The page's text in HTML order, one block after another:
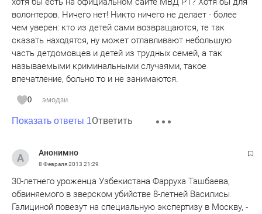
волонтеров. Ничего нет! Никто ничего не делает - более
чем уверен: кто из детей сами возвращаются, те так
сказать находятся, ну может отлавливают небольшую
часть детдомовцев и детей из трудных семей, а так
называемыми криминальными случаями, такое
впечатление, больно то и не занимаются.
0 эмодзи
Показать ответы 1Ответить
Анонимно
8 Февраля 2013 21:29
30-летнего уроженца Узбекистана Фарруха Ташбаева,
обвиняемого в зверском убийстве 8-летней Василисы
Галициной повезут на специальную экспертизу в Москву, -